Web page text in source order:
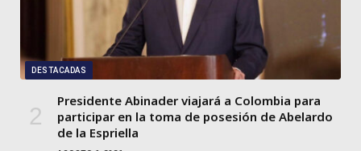
DESTACADAS
Presidente Abinader viajará a Colombia para
participar en la toma de posesión de Abelardo
de la Espriella